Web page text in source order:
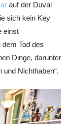
auf der Duval
sich kein Key
einst
Tod des
Dinge, darunter
und Nichthaben“.